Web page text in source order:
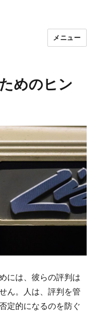
メニュー
めのヒン
には、彼らの評判は
ん。人は、評判を管
定的になるのを防ぐ